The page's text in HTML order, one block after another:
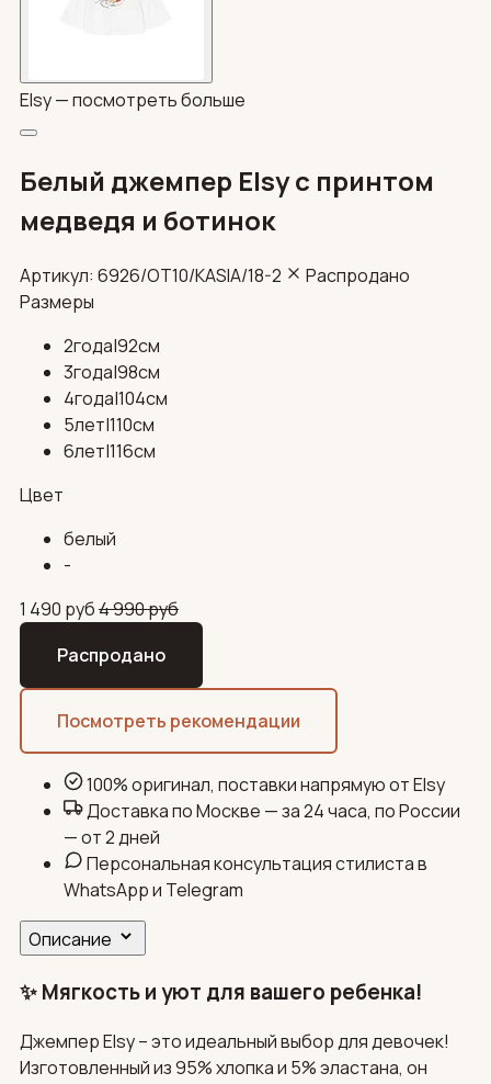
Elsy —посмотреть больше
Белый джемпер Elsy с принтом
медведя и ботинок
Артикул: 6926/OT10/KASIA/18-2
Распродано
Размеры
2года|92см
3года|98см
4года|104см
5лет|110см
6лет|116см
Цвет
белый
-
1 490 руб4 990руб
Распродано
Посмотреть рекомендации
100% оригинал, поставки напрямую от Elsy
Доставка по Москве — за 24 часа, по России
— от 2 дней
Персональная консультация стилиста в
WhatsApp и Telegram
Описание
✨ Мягкость и уют для вашего ребенка!
Джемпер Elsy – это идеальный выбор для девочек!
Изготовленный из 95% хлопка и 5% эластана, он